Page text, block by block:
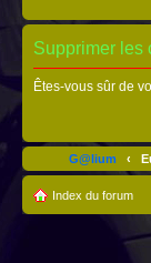
Supprimer les
Êtes-vous sûr de
G@lium ‹
Index du forum